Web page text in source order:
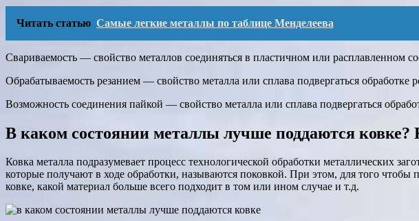
Читать статью Самые легкие металлы по таблице Менделеева
Свариваемость — свойство металлов соединяться в пластичном или расплавленном
Обрабатываемость резанием — свойство металла или сплава подвергаться обработке
Возможность соединения пайкой — свойство металла или сплава подвергаться
В каком состоянии металлы лучше поддаются ковке?
Ковка металла подразумевает процесс технологической обработки металлических
которые получают в ходе обработки, называются поковкой. При этом, для того
ковке, какой материал больше всего подходит в том или ином случае и т.д.